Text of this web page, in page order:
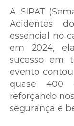
A SIPAT
Acidentes
essencial no
em 2024,
sucesso em
evento
quase 400
reforçando
segurança e